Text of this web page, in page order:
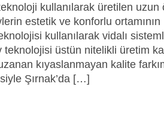
kullanılarak üretilen
estetik ve konforlu ortamının
kullanılarak vidalı
teknolojisi üstün nitelikli üretim
kıyaslanmayan kalite
Şırnak’da […]